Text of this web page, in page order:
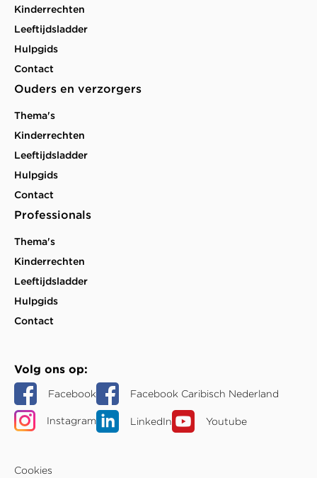
Kinderrechten
Leeftijdsladder
Hulpgids
Contact
Ouders en verzorgers
Thema's
Kinderrechten
Leeftijdsladder
Hulpgids
Contact
Professionals
Thema's
Kinderrechten
Leeftijdsladder
Hulpgids
Contact
Volg ons op
Facebook Facebook Caribisch Nederland
Instagram LinkedIn Youtube
Cookies